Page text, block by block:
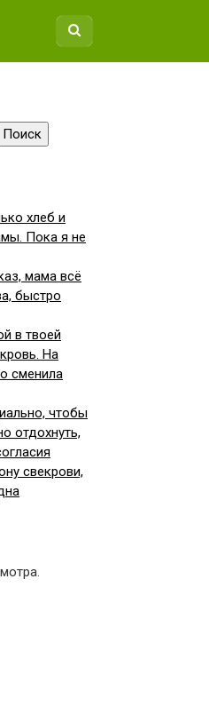
Поиск
хлеб и
Пока я не
мама всё
быстро
в твоей
На
сменила
чтобы
отдохнуть,
свекрови,